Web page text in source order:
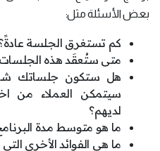
بعض الأسئلة مثل:
كم تستغرق الجلسة
متى ستُعقَد هذه
هل ستكون جلساتك
سيتمكن العملاء من
لديهم؟
ما هو متوسط مدة
ما هي الفوائد الأخرى